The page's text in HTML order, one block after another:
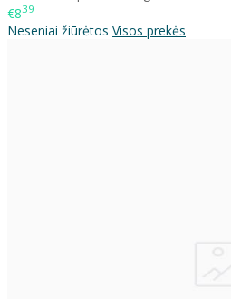
€839
Neseniai žiūrėtos Visos prekės